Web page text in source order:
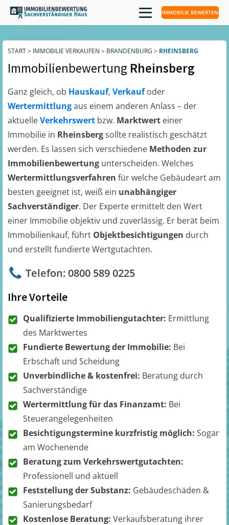
IMMOBILIE BEWERTEN
START> IMMOBILIE VERKAUFEN > BRANDENBURG > RHEINSBERG
Immobilienbewertung Rheinsberg
Ganz gleich, ob Hauskauf, Verkaufoder
Wertermittlungaus einem anderen Anlass – der
aktuelleVerkehrswert bzw. Marktwert einer
Immobilie in Rheinsbergsollte realistisch geschätzt
werden. Es lassen sich verschiedene Methoden zur
Immobilienbewertung unterscheiden. Welches
Wertermittlungsverfahren für welche Gebäudeart am
besten geeignet ist, weiß ein unabhängiger
Sachverständiger. Der Experte ermittelt den Wert
einer Immobilie objektiv und zuverlässig. Er berät beim
Immobilienkauf, führt Objektbesichtigungen durch
und erstellt fundierte Wertgutachten.
Telefon: 0800 589 0225
Ihre Vorteile
Qualifizierte Immobiliengutachter: Ermittlung
des Marktwertes
Fundierte Bewertung der Immobilie: Bei
Erbschaft und Scheidung
Unverbindliche & kostenfrei: Beratung durch
Sachverständige
Wertermittlung für das Finanzamt: Bei
Steuerangelegenheiten
Besichtigungstermine kurzfristig möglich: Sogar
am Wochenende
Beratung zum Verkehrswertgutachten:
Professionell und aktuell
Feststellung der Substanz: Gebäudeschäden &
Sanierungsbedarf
Kostenlose Beratung: Verkaufsberatung ihrer